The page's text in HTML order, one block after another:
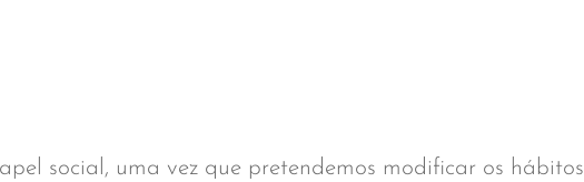
social, uma vez que pretendemos modificar os hábitos